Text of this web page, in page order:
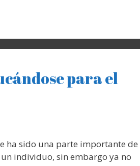
para el
ha sido una parte importante de
individuo, sin embargo ya no